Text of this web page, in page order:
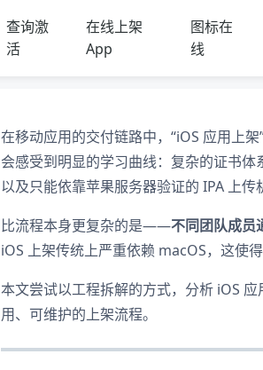
查询激
活
在线上架
App
图标在
线
在移动应用的交付链路中，“iOS 应用上
会感受到明显的学习曲线：复杂的证书
以及只能依靠苹果服务器验证的 IPA 上传
比流程本身更复杂的是——不同团队成员
iOS 上架传统上严重依赖 macOS，这使
本文尝试以工程拆解的方式，分析 iOS
用、可维护的上架流程。